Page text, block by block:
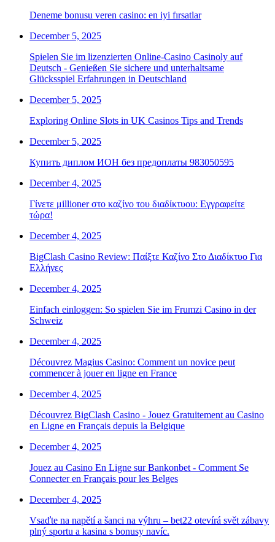
Deneme bonusu veren casino: en iyi fırsatlar
December 5, 2025
Spielen Sie im lizenzierten Online-Casino Casinoly auf
Deutsch - Genießen Sie sichere und unterhaltsame
Glücksspiel Erfahrungen in Deutschland
December 5, 2025
Exploring Online Slots in UK Casinos Tips and Trends
December 5, 2025
Купить диплом ИОН без предоплаты 983050595
December 4, 2025
Γίνετε μillioner στο καζίνο του διαδίκτυου: Εγγραφείτε
τώρα!
December 4, 2025
BigClash Casino Review: Παίξτε Καζίνο Στο Διαδίκτυο Για
Ελλήνες
December 4, 2025
Einfach einloggen: So spielen Sie im Frumzi Casino in der
Schweiz
December 4, 2025
Découvrez Magius Casino: Comment un novice peut
commencer à jouer en ligne en France
December 4, 2025
Découvrez BigClash Casino - Jouez Gratuitement au Casino
en Ligne en Français depuis la Belgique
December 4, 2025
Jouez au Casino En Ligne sur Bankonbet - Comment Se
Connecter en Français pour les Belges
December 4, 2025
Vsaďte na napětí a šanci na výhru – bet22 otevírá svět zábavy
plný sportu a kasina s bonusy navíc.